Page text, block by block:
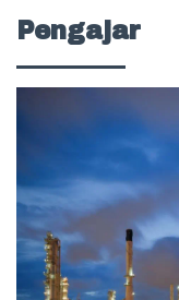
Pengajar